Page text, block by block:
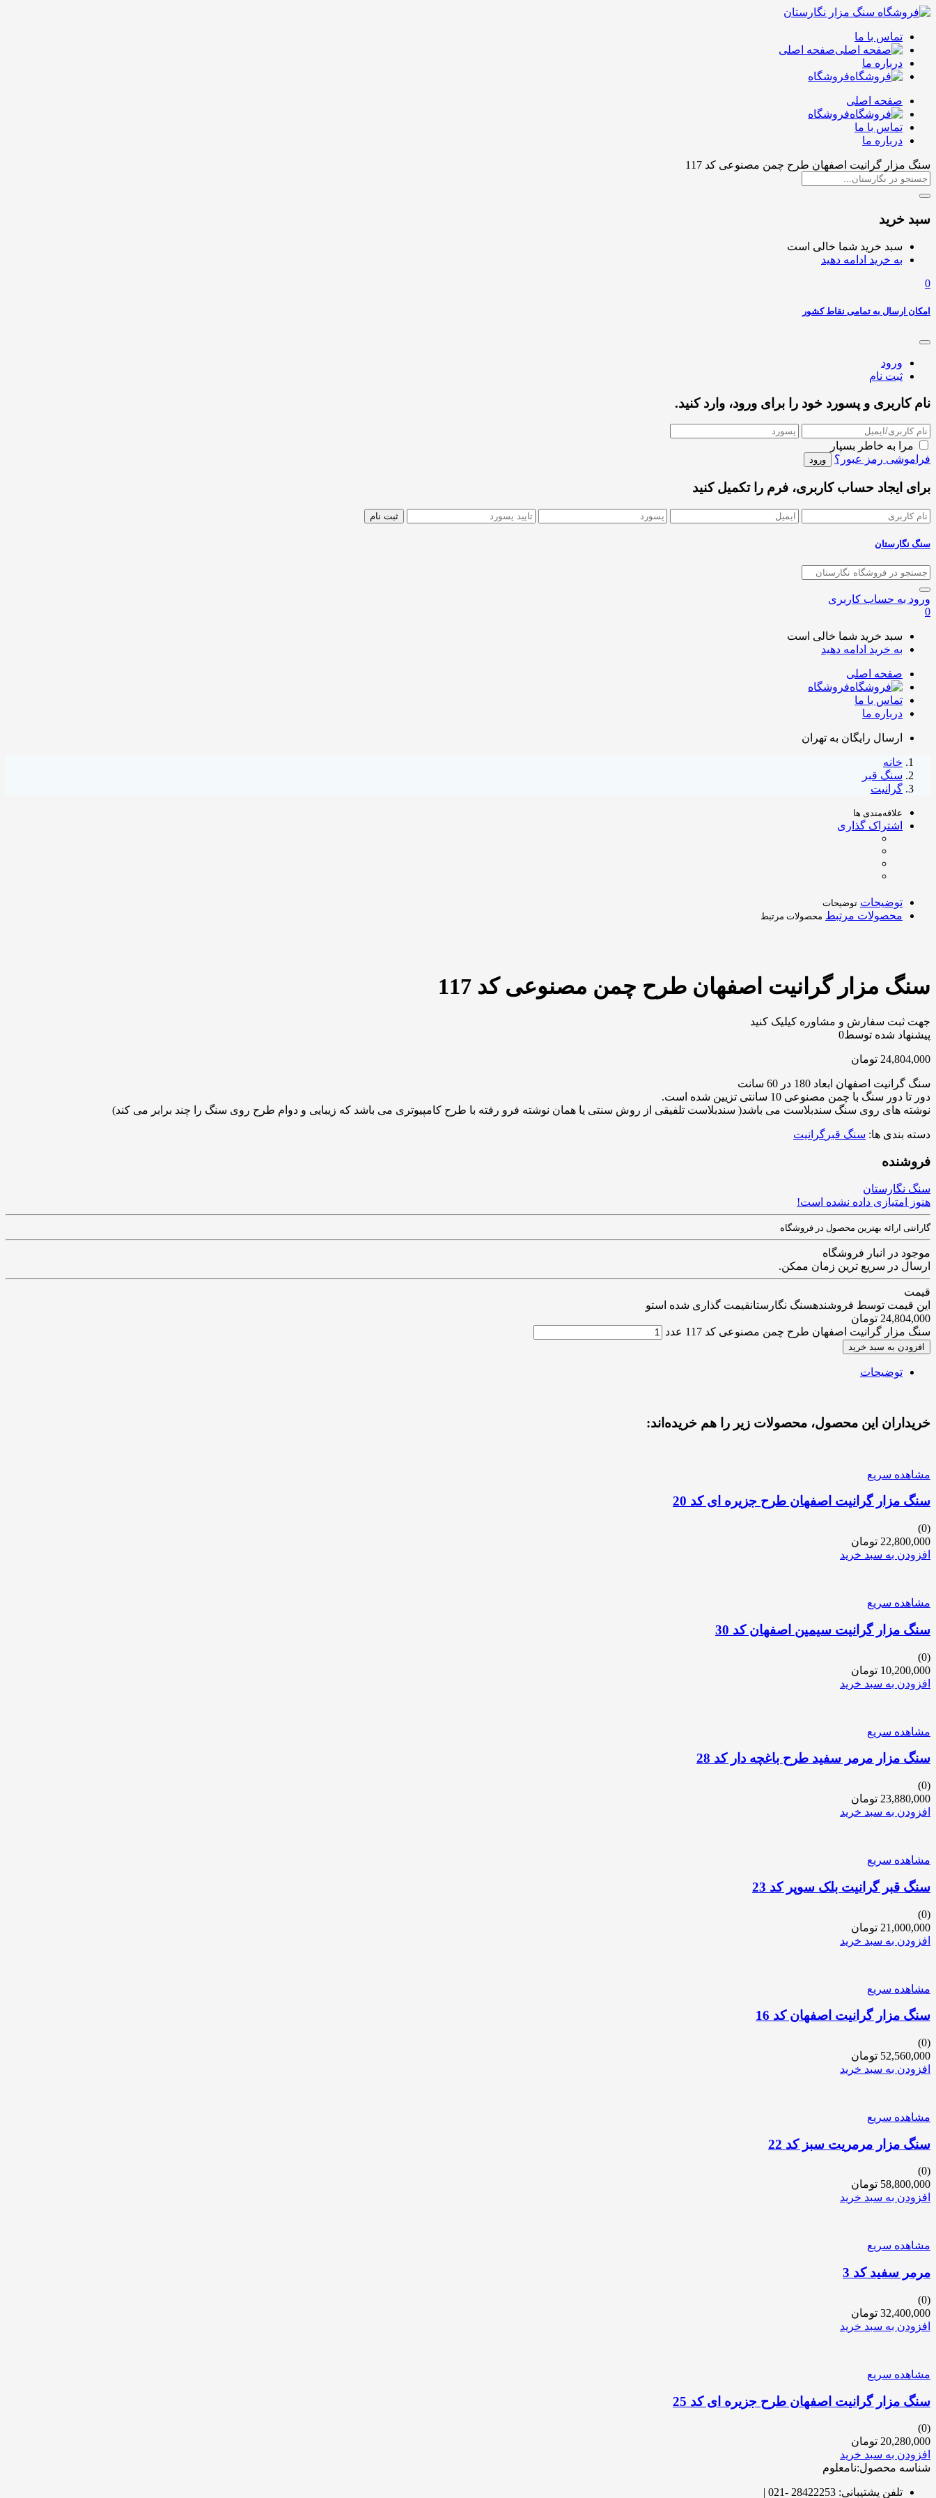
تماس با ما
صفحه اصلی
درباره ما
فروشگاه
صفحه اصلی
فروشگاه
تماس با ما
درباره ما
سنگ مزار گرانیت اصفهان طرح چمن مصنوعی کد 117
سبد خرید
سبد خرید شما خالی است
به خرید ادامه دهید
0
امکان ارسال به تمامی نقاط کشور
ورود
ثبت نام
نام کاربری و پسورد خود را برای ورود، وارد کنید.
مرا به خاطر بسپار
فراموشی رمز عبور؟
برای ایجاد حساب کاربری، فرم را تکمیل کنید
سنگ نگارستان
ورود به حساب کاربری
0
سبد خرید شما خالی است
به خرید ادامه دهید
صفحه اصلی
فروشگاه
تماس با ما
درباره ما
ارسال رایگان به تهران
خانه
سنگ قبر
گرانیت
علاقه‌مندی ها
اشتراک گذاری
توضیحات توضیحات
محصولات مرتبط محصولات مرتبط
سنگ مزار گرانیت اصفهان طرح چمن مصنوعی کد 117
جهت ثبت سفارش و مشاوره کیلیک کنید
پیشنهاد شده توسط0
24,804,000 تومان
سنگ گرانیت اصفهان ابعاد 180 در 60 سانت
دور تا دور سنگ با چمن مصنوعی 10 سانتی تزیین شده است.
نوشته های روی سنگ سندبلاست می باشد( سندبلاست تلفیقی از روش سنتی یا همان نوشته فرو رفته با طرح کامپیوتری می باشد که زیبایی و دوام طرح روی سنگ را چند برابر می کند)
دسته بندی ها: سنگ قبر گرانیت
فروشنده
سنگ نگارستان
هنوز امتیازی داده نشده است!
گارانتی ارائه بهترین محصول در فروشگاه
موجود در انبار فروشگاه
ارسال در سریع ترین زمان ممکن.
قیمت
این قیمت توسط فروشندهسنگ نگارستانقیمت گذاری شده استو
24,804,000 تومان
سنگ مزار گرانیت اصفهان طرح چمن مصنوعی کد 117 عدد
افزودن به سبد خرید
توضیحات
خریداران این محصول، محصولات زیر را هم خریده‌اند:
مشاهده سریع
سنگ مزار گرانیت اصفهان طرح جزیره ای کد 20
(0)
22,800,000 تومان
افزودن به سبد خرید
مشاهده سریع
سنگ مزار گرانیت سیمین اصفهان کد 30
(0)
10,200,000 تومان
افزودن به سبد خرید
مشاهده سریع
سنگ مزار مرمر سفید طرح باغچه دار کد 28
(0)
23,880,000 تومان
افزودن به سبد خرید
مشاهده سریع
سنگ قبر گرانیت بلک سوپر کد 23
(0)
21,000,000 تومان
افزودن به سبد خرید
مشاهده سریع
سنگ مزار گرانیت اصفهان کد 16
(0)
52,560,000 تومان
افزودن به سبد خرید
مشاهده سریع
سنگ مزار مرمریت سبز کد 22
(0)
58,800,000 تومان
افزودن به سبد خرید
مشاهده سریع
مرمر سفید کد 3
(0)
32,400,000 تومان
افزودن به سبد خرید
مشاهده سریع
سنگ مزار گرانیت اصفهان طرح جزیره ای کد 25
(0)
20,280,000 تومان
افزودن به سبد خرید
شناسه محصول:نامعلوم
تلفن پشتیبانی: 28422253 -021 |